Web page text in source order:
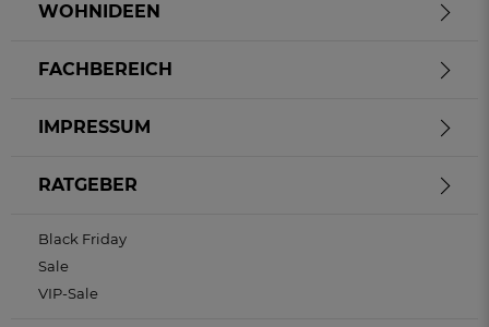
WOHNIDEEN
FACHBEREICH
IMPRESSUM
RATGEBER
Black Friday
Sale
VIP-Sale